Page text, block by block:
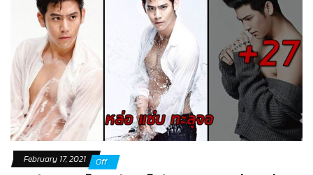
February 17, 2021 Off